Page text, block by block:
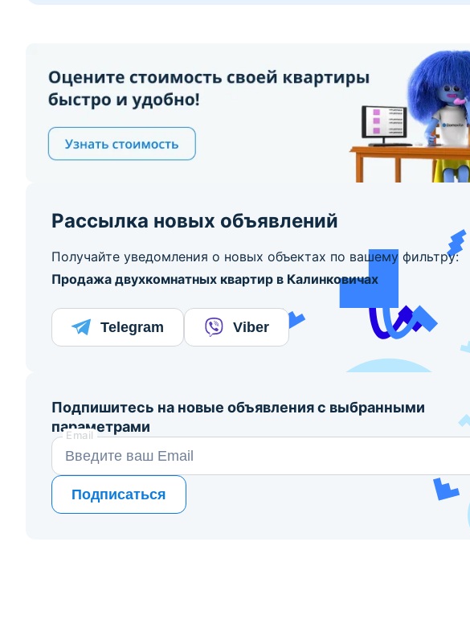
Рассылка новых объявлений
Получайте уведомления о новых объектах по вашему фильтру:
Продажа двухкомнатных квартир в Калинковичах
Telegram Viber
Подпишитесь на новые объявления с выбранными
параметрами
Email
Подписаться